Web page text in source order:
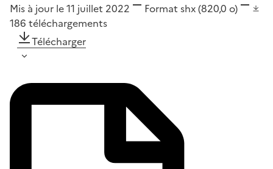
Mis à jour le 11 juillet 2022 Format shx(820,0 o)
186 téléchargements
Télécharger